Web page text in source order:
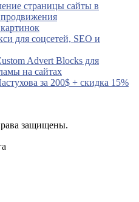
страницы сайты в
продвижения
для соцсетей, SEO и
Advert Blocks для
на сайтах
за 200$ + скидка 15%
защищены.